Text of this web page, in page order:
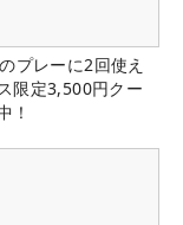
プレーに2回使え
限定3,500円クー
！